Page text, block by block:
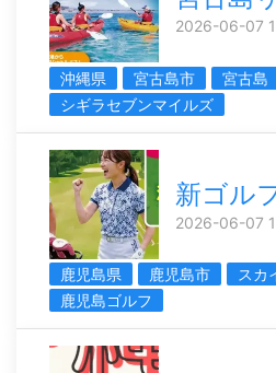
2026-06-07
沖縄県 宮古島市 宮古島
シギラセブンマイルズ
新ゴル
2026-06-07
鹿児島県 鹿児島市 スカ
鹿児島ゴルフ